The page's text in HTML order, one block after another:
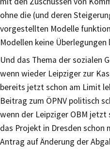
ohne die (und deren
vorgestellten Modelle
Modellen keine Überlegungen
Und das Thema der sozialen
wenn wieder Leipziger zur
bereits jetzt schon am Limit
Beitrag zum ÖPNV politisch
wenn der Leipziger OBM
das Projekt in Dresden schon
Antrag auf Änderung der